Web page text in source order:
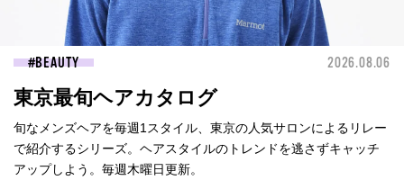
BEAUTY 2026.08.06
東京最旬ヘアカタログ
旬なメンズヘアを毎週1スタイル、東京の人気サロンによるリレー
で紹介するシリーズ。ヘアスタイルのトレンドを逃さずキャッチ
アップしよう。毎週木曜日更新。